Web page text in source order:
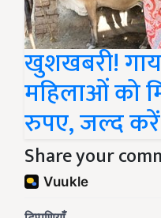
खुशखबरी!
महिलाओं को
रुपए, जल्द
Share your